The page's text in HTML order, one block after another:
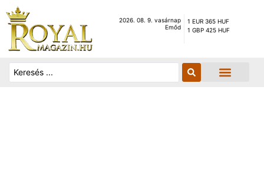
2026. 08. 9. vasárnap
Emőd
1 EUR 365 HUF
1 GBP 425 HUF